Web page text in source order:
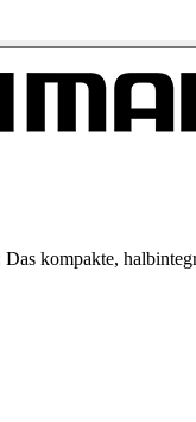
kompakte,